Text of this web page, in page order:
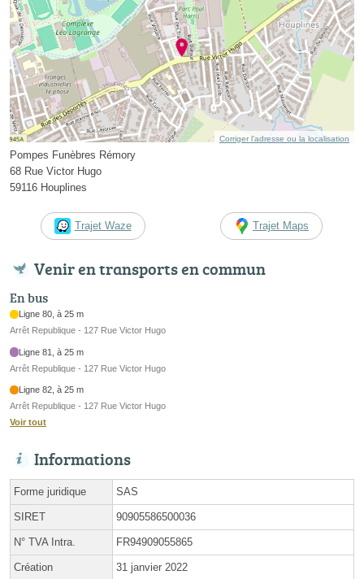
Corriger l’adresse ou la localisation
Pompes Funèbres Rémory
68 Rue Victor Hugo
59116 Houplines
Trajet Waze Trajet Maps
Venir en transports en commun
En bus
Ligne 80, à 25 m
Arrêt Republique - 127 Rue Victor Hugo
Ligne 81, à 25 m
Arrêt Republique - 127 Rue Victor Hugo
Ligne 82, à 25 m
Arrêt Republique - 127 Rue Victor Hugo
Voir tout
Informations
Forme juridique SAS
SIRET 90905586500036
N° TVA Intra. FR94909055865
Création 31 janvier 2022